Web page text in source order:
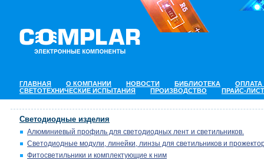
ГЛАВНАЯ О КОМПАНИИ НОВОСТИ БИБЛИОТЕКА
ОПЛАТА
СВЕТОТЕХНИЧЕСКИЕ ИСПЫТАНИЯ
ПРОИЗВОДСТВО ПРАЙС-ЛИСТ
Светодиодные изделия
Алюминиевый профиль для светодиодных лент и светильников.
Светодиодные модули, линейки, линзы для светильников и
Фитосветильники и комплектующие к ним